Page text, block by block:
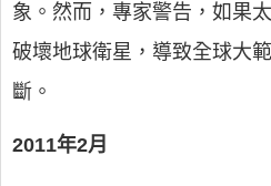
象。然而，專家警告，如果
破壞地球衛星，導致全球大
斷。
2011年2月